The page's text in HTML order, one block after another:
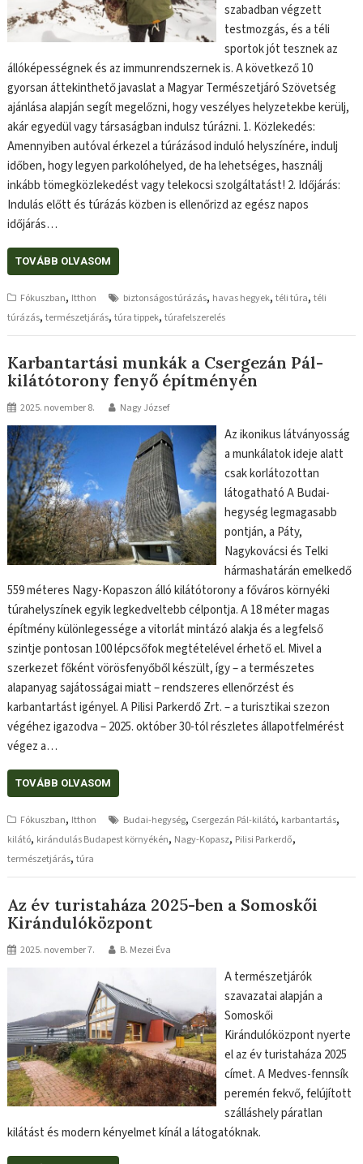
szabadban végzett
testmozgás, és a téli
sportok jót tesznek az
állóképességnek és az immunrendszernek is. A következő 10
gyorsan áttekinthető javaslat a Magyar Természetjáró Szövetség
ajánlása alapján segít megelőzni, hogy veszélyes helyzetekbe kerülj,
akár egyedül vagy társaságban indulsz túrázni. 1. Közlekedés:
Amennyiben autóval érkezel a túrázásod induló helyszínére, indulj
időben, hogy legyen parkolóhelyed, de ha lehetséges, használj
inkább tömegközlekedést vagy telekocsi szolgáltatást! 2. Időjárás:
Indulás előtt és túrázás közben is ellenőrizd az egész napos
időjárás…
TOVÁBB OLVASOM
Fókuszban, Itthon biztonságos túrázás, havas hegyek,téli túra,téli
túrázás,természetjárás,túra tippek,túrafelszerelés
Karbantartási munkák a Csergezán Pál-
kilátótorony fenyő építményén
2025. november 8. Nagy József
Az ikonikus látványosság
a munkálatok ideje alatt
csak korlátozottan
látogatható A Budai-
hegység legmagasabb
pontján, a Páty,
Nagykovácsi és Telki
hármashatárán emelkedő
559 méteres Nagy-Kopaszon álló kilátótorony a főváros környéki
túrahelyszínek egyik legkedveltebb célpontja. A 18 méter magas
építmény különlegessége a vitorlát mintázó alakja és a legfelső
szintje pontosan 100 lépcsőfok megtételével érhető el. Mivel a
szerkezet főként vörösfenyőből készült, így – a természetes
alapanyag sajátosságai miatt – rendszeres ellenőrzést és
karbantartást igényel. A Pilisi Parkerdő Zrt. – a turisztikai szezon
végéhez igazodva – 2025. október 30-tól részletes állapotfelmérést
végez a…
TOVÁBB OLVASOM
Fókuszban, Itthon Budai-hegység, Csergezán Pál-kilátó, karbantartás,
kilátó, kirándulás Budapest környékén, Nagy-Kopasz, Pilisi Parkerdő,
természetjárás,túra
Az év turistaháza 2025-ben a Somoskői
Kirándulóközpont
2025. november 7. B. Mezei Éva
A természetjárók
szavazatai alapján a
Somoskői
Kirándulóközpont nyerte
el az év turistaháza 2025
címet. A Medves-fennsík
peremén fekvő, felújított
szálláshely páratlan
kilátást és modern kényelmet kínál a látogatóknak.